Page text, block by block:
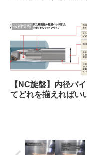
技術情報
【NC旋盤】内径バ
てどれを揃えればい